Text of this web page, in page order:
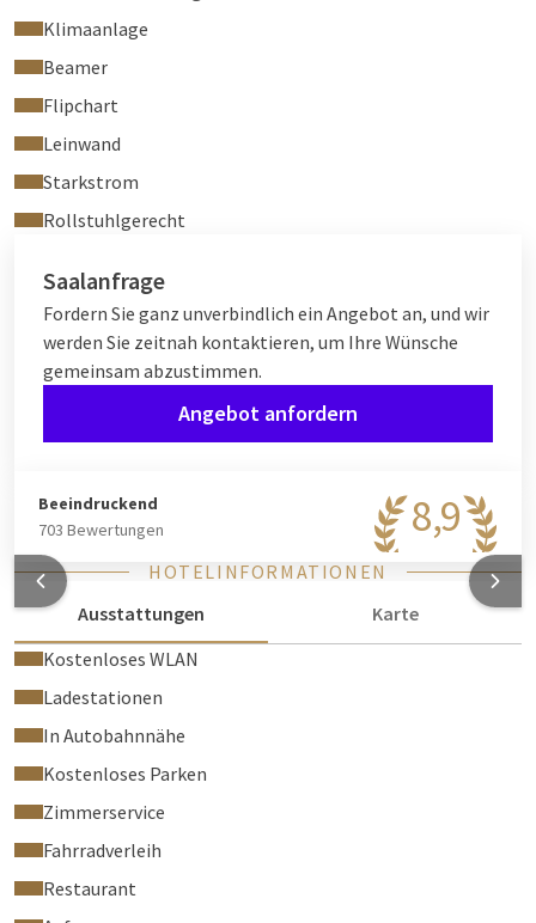
Klimaanlage
Beamer
Flipchart
Leinwand
Starkstrom
Rollstuhlgerecht
Saalanfrage
Fordern Sie ganz unverbindlich ein Angebot an, und wir
werden Sie zeitnah kontaktieren, um Ihre Wünsche
gemeinsam abzustimmen.
Angebot anfordern
8,9
Beeindruckend
703 Bewertungen
HOTELINFORMATIONEN
Ausstattungen
Karte
Kostenloses WLAN
Ladestationen
In Autobahnnähe
Kostenloses Parken
Zimmerservice
Fahrradverleih
Restaurant